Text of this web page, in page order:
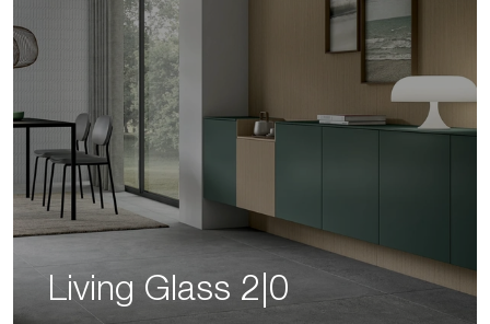
Living Glass 2|0